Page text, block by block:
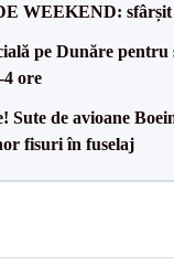
WEEKEND: sfârșit
pe Dunăre
ore
Sute de avioane
fisuri în fuselaj